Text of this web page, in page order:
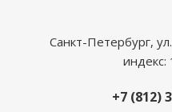
Санкт-Петербург,
индекс:
+7 (812)